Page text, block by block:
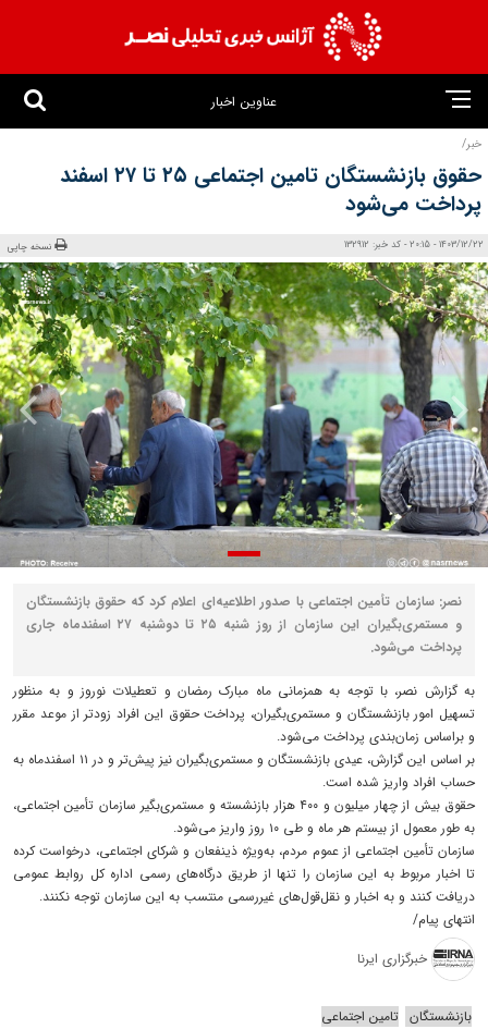
عناوین اخبار
خبر/
حقوق بازنشستگان تامین اجتماعی ۲۵ تا ۲۷ اسفند
پرداخت می‌شود
1403/12/22 - 20:15 - کد خبر: 132912 نسخه چاپی
نصر: سازمان تأمین اجتماعی با صدور اطلاعیه‌ای اعلام کرد که حقوق بازنشستگان
و مستمری‌بگیران این سازمان از روز شنبه ۲۵ تا دوشنبه ۲۷ اسفندماه جاری
پرداخت می‌شود.
به گزارش نصر، با توجه به همزمانی ماه مبارک رمضان و تعطیلات نوروز و به منظور
تسهیل امور بازنشستگان و مستمری‌بگیران، پرداخت حقوق این افراد زودتر از موعد مقرر
و براساس زمان‌بندی پرداخت می‌شود.
بر اساس این گزارش، عیدی بازنشستگان و مستمری‌بگیران نیز پیش‌تر و در ۱۱ اسفندماه به
حساب افراد واریز شده است.
حقوق بیش از چهار میلیون و ۴۰۰ هزار بازنشسته و مستمری‌بگیر سازمان تأمین اجتماعی،
به طور معمول از بیستم هر ماه و طی ۱۰ روز واریز می‌شود.
سازمان تأمین اجتماعی از عموم مردم، به‌ویژه ذینفعان و شرکای اجتماعی، درخواست کرده
تا اخبار مربوط به این سازمان را تنها از طریق درگاه‌های رسمی اداره کل روابط عمومی
دریافت کنند و به اخبار و نقل‌قول‌های غیررسمی منتسب به این سازمان توجه نکنند.
انتهای پیام/
خبرگزاری ایرنا
بازنشستگان تامین اجتماعی